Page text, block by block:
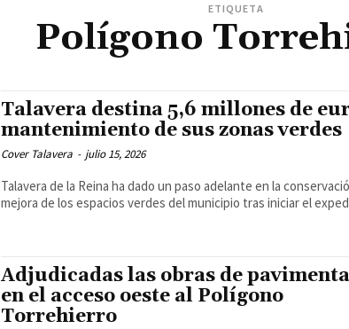
ETIQUETA
Polígono
Talavera destina 5,6 millones de
mantenimiento de sus zonas verdes
Cover Talavera - julio 15, 2026
Talavera de la Reina ha dado un paso adelante en la
mejora de los espacios verdes del municipio tras iniciar el
Adjudicadas las obras de
en el acceso oeste al Polígono
Torrehierro